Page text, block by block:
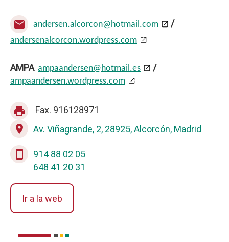
mail andersen.alcorcon@hotmail.com /
andersenalcorcon.wordpress.com
AMPA: ampaandersen@hotmail.es /
ampaandersen.wordpress.com
print Fax. 916128971
place Av. Viñagrande, 2, 28925, Alcorcón, Madrid
stay_current_portrait
914 88 02 05
648 41 20 31
Ir a la web